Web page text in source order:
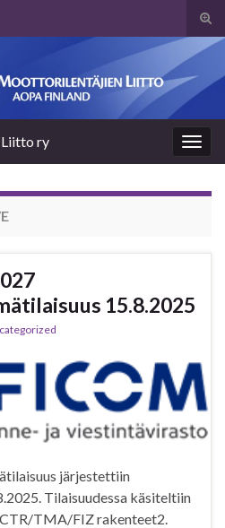
ry
15.8.2025
järjestettiin
Tilaisuudessa käsiteltiin
TMA/FIZ rakenteet2.